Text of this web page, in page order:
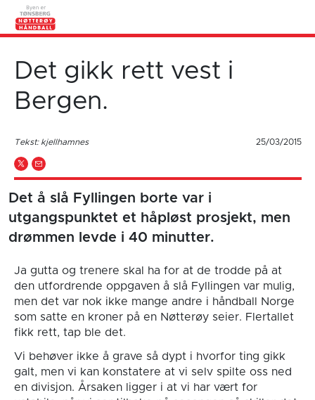
Det gikk rett vest i
Bergen.
Tekst: kjellhamnes 25/03/2015
Det å slå Fyllingen borte var i
utgangspunktet et håpløst prosjekt, men
drømmen levde i 40 minutter.
Ja gutta og trenere skal ha for at de trodde på at
den utfordrende oppgaven å slå Fyllingen var mulig,
men det var nok ikke mange andre i håndball Norge
som satte en kroner på en Nøtterøy seier. Flertallet
fikk rett, tap ble det.
Vi behøver ikke å grave så dypt i hvorfor ting gikk
galt, men vi kan konstatere at vi selv spilte oss ned
en divisjon. Årsaken ligger i at vi har vært for